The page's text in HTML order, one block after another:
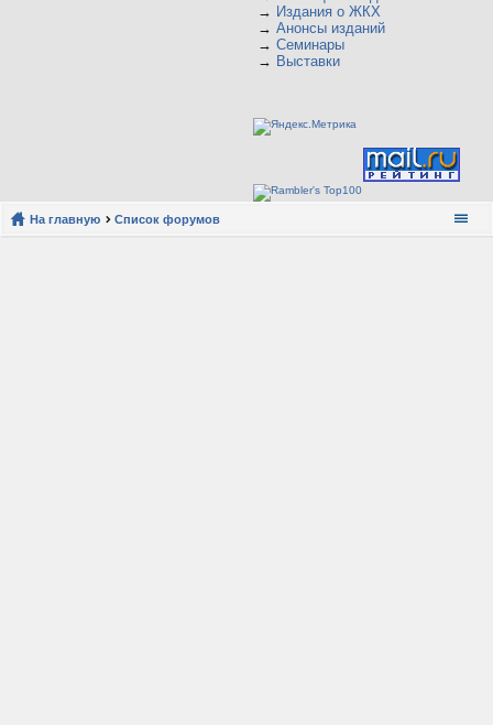
→ Издания о ЖКХ
→ Анонсы изданий
→ Семинары
→ Выставки
На главную Список форумов